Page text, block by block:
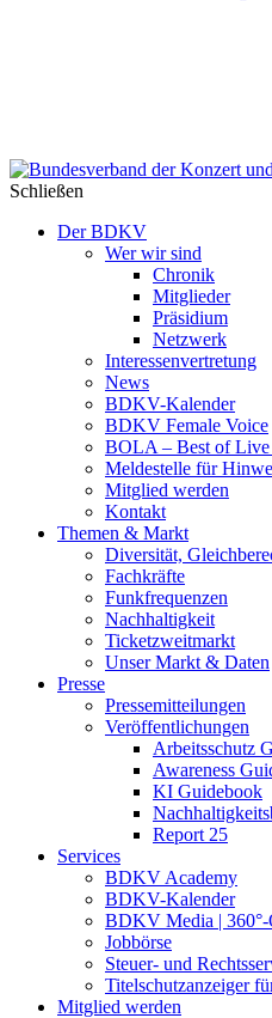
Schließen
Der BDKV
Wer wir sind
Chronik
Mitglieder
Präsidium
Netzwerk
Interessenvertretung
News
BDKV-Kalender
BDKV Female Voice
BOLA – Best of Live
Meldestelle für
Mitglied werden
Kontakt
Themen & Markt
Diversität,
Fachkräfte
Funkfrequenzen
Nachhaltigkeit
Ticketzweitmarkt
Unser Markt & Daten
Presse
Pressemitteilungen
Veröffentlichungen
Arbeitsschutz
Awareness
KI Guidebook
Report 25
Services
BDKV Academy
BDKV-Kalender
BDKV Media |
Jobbörse
Steuer- und
Titelschutzanzeiger
Mitglied werden